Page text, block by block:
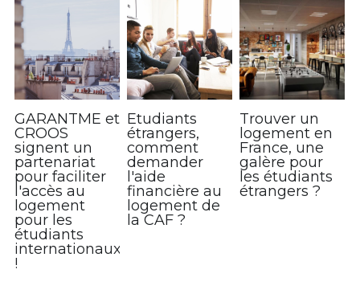
GARANTME et
CROOS
signent un
partenariat
pour faciliter
l'accès au
logement
pour les
étudiants
internationaux
!
Etudiants
étrangers,
comment
demander
l'aide
financière au
logement de
la CAF ?
Trouver un
logement en
France, une
galère pour
les étudiants
étrangers ?